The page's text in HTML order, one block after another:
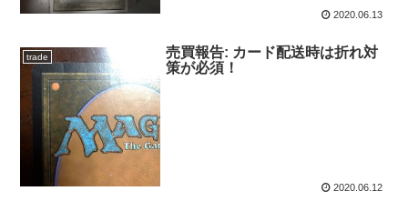
2020.06.13
trade
売買報告: カード配送時は折れ対
策が必須！
2020.06.12